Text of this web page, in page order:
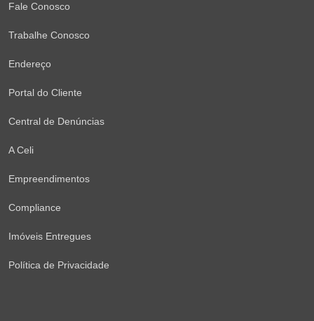
Fale Conosco
Trabalhe Conosco
Endereço
Portal do Cliente
Central de Denúncias
A Celi
Empreendimentos
Compliance
Imóveis Entregues
Política de Privacidade